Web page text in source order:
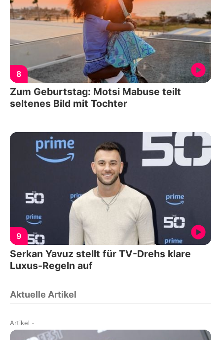
8
Zum Geburtstag: Motsi Mabuse teilt
seltenes Bild mit Tochter
9
Serkan Yavuz stellt für TV-Drehs klare
Luxus-Regeln auf
Aktuelle Artikel
Artikel -